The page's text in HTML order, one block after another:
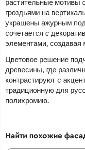
растительные мотивы
гроздьями на
украшены ажурным
сочетается с
элементами, создавая
Цветовое решение
древесины, где
контрастируют с
традиционную для
полихромию.
Найти похожие